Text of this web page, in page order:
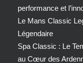
performance et
Le Mans Classic
Légendaire
Spa Classic : Le
au Cœur des